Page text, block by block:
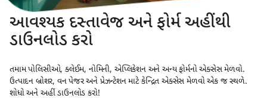
આવશ્યક દસ્તાવેજ અને ફોર્મ અહીંથી
ડાઉનલોડ કરો
તમામ પોલિસીઓ, ક્લેઈમ, નોમિની, એપ્લિકેશન અને અન્ય ફોર્મનો એક્સેસ મેળવો.
ઉત્પાદન બ્રોશર, વન પેજર અને પ્રેઝન્ટેશન માટે કેન્દ્રિત એક્સેસ મેળવો એક જ સ્થળે.
શોધો અને અહીં ડાઉનલોડ કરો!